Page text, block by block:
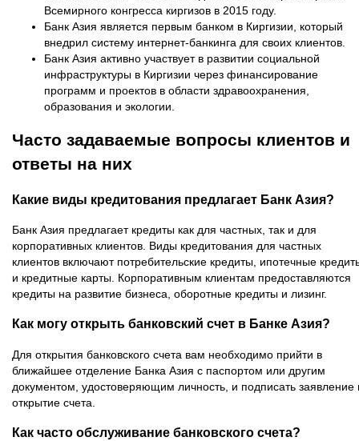
Всемирного конгресса киргизов в 2015 году.
Банк Азия является первым банком в Киргизии, который
внедрил систему интернет-банкинга для своих клиентов.
Банк Азия активно участвует в развитии социальной
инфраструктуры в Киргизии через финансирование
программ и проектов в области здравоохранения,
образования и экологии.
Часто задаваемые вопросы клиентов и
ответы на них
Какие виды кредитования предлагает Банк Азия?
Банк Азия предлагает кредиты как для частных, так и для
корпоративных клиентов. Виды кредитования для частных
клиентов включают потребительские кредиты, ипотечные
и кредитные карты. Корпоративным клиентам предоставляются
кредиты на развитие бизнеса, оборотные кредиты и лизинг.
Как могу открыть банковский счет в Банке Азия?
Для открытия банковского счета вам необходимо прийти в
ближайшее отделение Банка Азия с паспортом или другим
документом, удостоверяющим личность, и подписать заявление
открытие счета.
Как часто обслуживание банковского счета?